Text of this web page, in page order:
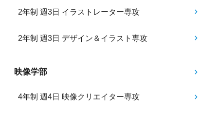
2年制 週3日 イラストレーター専攻
2年制 週3日 デザイン＆イラスト専攻
映像学部
4年制 週4日 映像クリエイター専攻